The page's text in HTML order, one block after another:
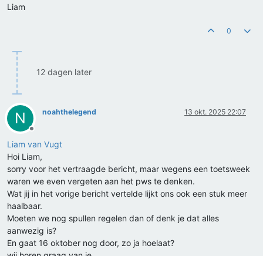
Liam
0
12 dagen later
N
Offline
noahthelegend 13 okt. 2025 22:07
Liam van Vugt
Hoi Liam,
sorry voor het vertraagde bericht, maar wegens een toetsweek
waren we even vergeten aan het pws te denken.
Wat jij in het vorige bericht vertelde lijkt ons ook een stuk meer
haalbaar.
Moeten we nog spullen regelen dan of denk je dat alles
aanwezig is?
En gaat 16 oktober nog door, zo ja hoelaat?